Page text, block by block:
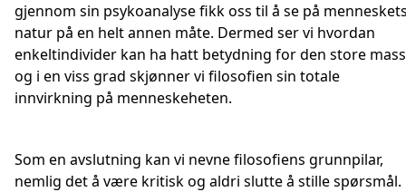
gjennom sin psykoanalyse fikk oss til å se på
natur på en helt annen måte. Dermed ser vi hvordan
enkeltindivider kan ha hatt betydning for den store
og i en viss grad skjønner vi filosofien sin totale
innvirkning på menneskeheten.
Som en avslutning kan vi nevne filosofiens grunnpilar,
nemlig det å være kritisk og aldri slutte å stille spørsmål.